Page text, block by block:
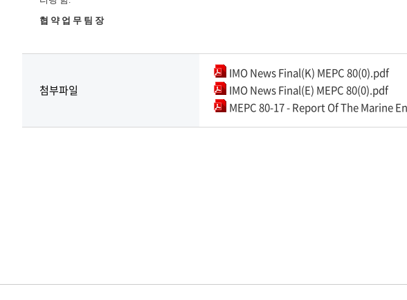
협 약 업 무 팀 장
첨부파일
IMO News Final(K) MEPC 80(0).pdf
IMO News Final(E) MEPC 80(0).pdf
MEPC 80-17 - Report Of The